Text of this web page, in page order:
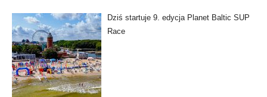
Dziś startuje 9. edycja Planet Baltic SUP
Race